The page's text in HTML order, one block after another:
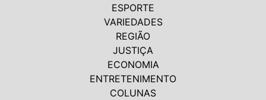
ESPORTE
VARIEDADES
REGIÃO
JUSTIÇA
ECONOMIA
ENTRETENIMENTO
COLUNAS